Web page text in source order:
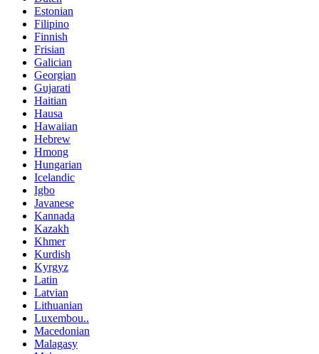
Estonian
Filipino
Finnish
Frisian
Galician
Georgian
Gujarati
Haitian
Hausa
Hawaiian
Hebrew
Hmong
Hungarian
Icelandic
Igbo
Javanese
Kannada
Kazakh
Khmer
Kurdish
Kyrgyz
Latin
Latvian
Lithuanian
Luxembou..
Macedonian
Malagasy